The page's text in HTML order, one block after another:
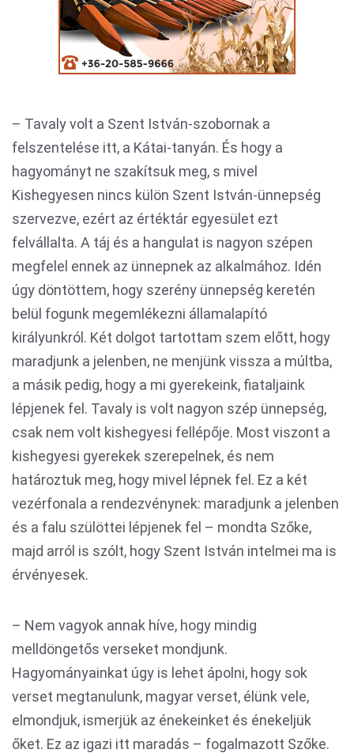
– Tavaly volt a Szent István-szobornak a
felszentelése itt, a Kátai-tanyán. És hogy a
hagyományt ne szakítsuk meg, s mivel
Kishegyesen nincs külön Szent István-ünnepség
szervezve, ezért az értéktár egyesület ezt
felvállalta. A táj és a hangulat is nagyon szépen
megfelel ennek az ünnepnek az alkalmához. Idén
úgy döntöttem, hogy szerény ünnepség keretén
belül fogunk megemlékezni államalapító
királyunkról. Két dolgot tartottam szem előtt, hogy
maradjunk a jelenben, ne menjünk vissza a múltba,
a másik pedig, hogy a mi gyerekeink, fiataljaink
lépjenek fel. Tavaly is volt nagyon szép ünnepség,
csak nem volt kishegyesi fellépője. Most viszont a
kishegyesi gyerekek szerepelnek, és nem
határoztuk meg, hogy mivel lépnek fel. Ez a két
vezérfonala a rendezvénynek: maradjunk a jelenben
és a falu szülöttei lépjenek fel – mondta Szőke,
majd arról is szólt, hogy Szent István intelmei ma is
érvényesek.
– Nem vagyok annak híve, hogy mindig
melldöngetős verseket mondjunk.
Hagyományainkat úgy is lehet ápolni, hogy sok
verset megtanulunk, magyar verset, élünk vele,
elmondjuk, ismerjük az énekeinket és énekeljük
őket. Ez az igazi itt maradás – fogalmazott Szőke.